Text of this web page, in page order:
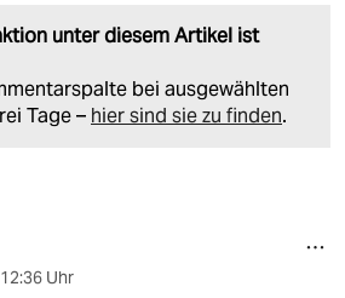
unter diesem Artikel ist
bei ausgewählten
Tage – hier sind sie zu finden.
12:36 Uhr